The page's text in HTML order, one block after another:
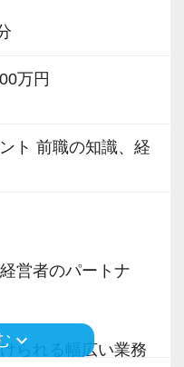
です！／
界にチャレンジし
にやりがいを感じ
詰まった職場で
ひとりの顔が見え
えています。
万円
ト 前職の知識、経
営者のパートナ
られる幅広い業務
keyboard_arrow_down